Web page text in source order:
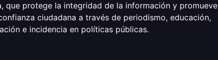
que protege la integridad de la información y promueve
ciudadana a través de periodismo, educación,
e incidencia en políticas públicas.